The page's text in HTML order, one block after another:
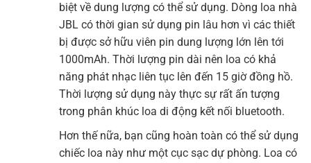
biệt về dung lượng có thể sử dụng. Dòng loa nhà
JBL có thời gian sử dụng pin lâu hơn vì các thiết
bị được sở hữu viên pin dung lượng lớn lên tới
1000mAh. Thời lượng pin dài nên loa có khả
năng phát nhạc liên tục lên đến 15 giờ đồng hồ.
Thời lượng sử dụng này thực sự rất ấn tượng
trong phân khúc loa di động kết nối bluetooth.
Hơn thế nữa, bạn cũng hoàn toàn có thể sử dụng
chiếc loa này như một cục sạc dự phòng. Loa có